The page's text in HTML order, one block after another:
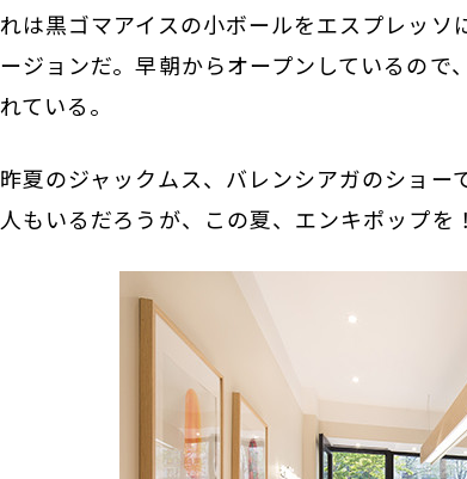
れは黒ゴマアイスの小ボールをエスプレッ
ージョンだ。早朝からオープンしているの
れている。
昨夏のジャックムス、バレンシアガのショ
人もいるだろうが、この夏、エンキポップを！